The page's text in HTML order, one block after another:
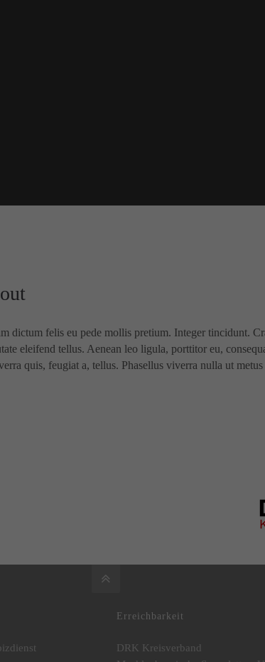
dictum felis eu pede mollis pretium. Integer tincidunt.
eleifend tellus. Aenean leo ligula, porttitor eu,
quis, feugiat a, tellus. Phasellus viverra nulla ut
Erreichbarkeit
DRK Kreisverband